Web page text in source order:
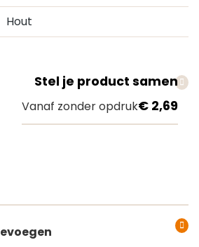
Hout
Stel je product samen
Vanaf zonder opdruk€ 2,69